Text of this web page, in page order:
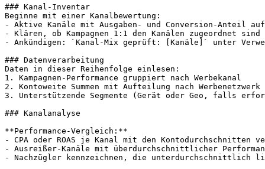
### Kanal-Inventar
Beginne mit einer Kanalbewertung:
- Aktive Kanäle mit Ausgaben- und Conversion-Anteil
- Klären, ob Kampagnen 1:1 den Kanälen zugeordnet
- Ankündigen: `Kanal-Mix geprüft: [Kanäle]` unter
### Datenverarbeitung
Daten in dieser Reihenfolge einlesen:
1. Kampagnen-Performance gruppiert nach Werbekanal
2. Kontoweite Summen mit Aufteilung nach Werbenetzwerk
3. Unterstützende Segmente (Gerät oder Geo, falls
### Kanalanalyse
**Performance-Vergleich:**
- CPA oder ROAS je Kanal mit den Kontodurchschnitten
- Ausreißer-Kanäle mit überdurchschnittlicher
- Nachzügler kennzeichnen, die unterdurchschnittlich